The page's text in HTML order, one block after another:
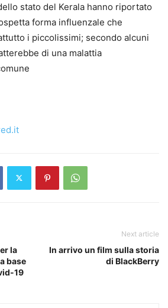
stato del Kerala hanno riportato
forma influenzale che
i piccolissimi; secondo alcuni
di una malattia
la
base
19
Next article
In arrivo un film sulla storia
di BlackBerry